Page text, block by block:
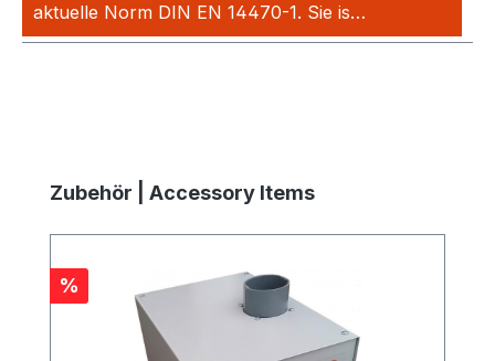
aktuelle Norm DIN EN 14470-1. Sie is…
Produktgalerie überspringen
Zubehör | Accessory Items
Rabatt
%